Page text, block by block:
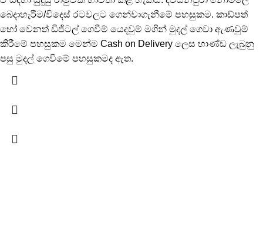
බෙදාහැරීම/විදෙස් රටවලට ගෙන්වාගැනීමේ පහසුකම. කාඩ්පත්
හෝ වෙනත් ඩිජිටල් ගෙවීම් යෙදවුම් මගින් මුදල් ගෙවා ඇණවුම්
කිරීමේ පහසුකම මෙන්ම Cash on Delivery ලෙස භාණ්ඩ ලැබුනු
පසු මුදල් ගෙවීමේ පහසුකමද ඇත.